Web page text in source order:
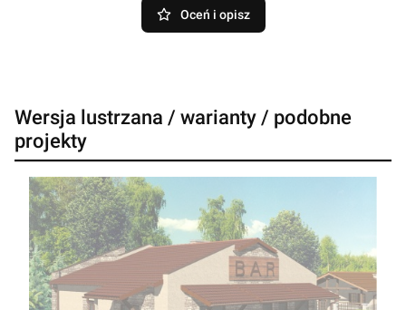
Oceń i opisz
Wersja lustrzana / warianty / podobne
projekty